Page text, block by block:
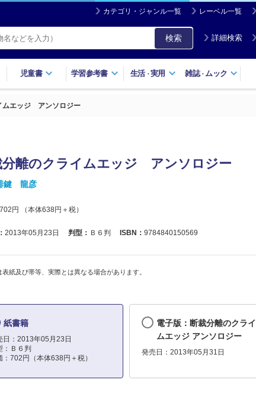
カテゴリ・ジャンル一覧 レーベル一覧
検索 詳細検索
児童書 学習参考書 生活・実用 雑誌・ ムック
ムエッジ アンソロジー
分離のクライムエッジ アンソロジー
鍵 龍彦
702 円 （本体638円＋税）
2013年05月23日 判型： Ｂ６判 ISBN： 9784840150569
紙及び帯等、実際とは異なる場合があります。
紙書籍
日：2013年05月23日
：Ｂ６判
：702円（本体638円＋税）
電子版：断裁分離のクライ
ムエッジ アンソロジー
発売日：2013年05月31日